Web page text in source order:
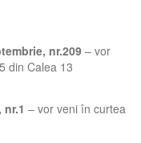
nr.209 – vor
din Calea 13
– vor veni în curtea